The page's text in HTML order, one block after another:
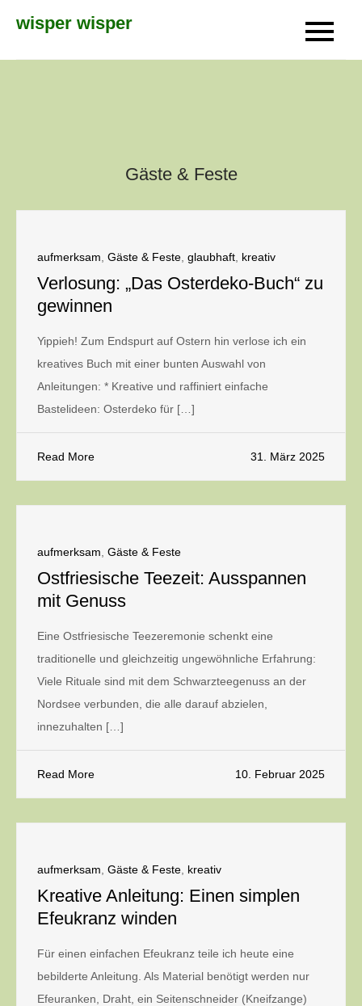
wisper wisper
Gäste & Feste
aufmerksam Gäste & Feste glaubhaft kreativ
Verlosung: „Das Osterdeko-Buch“ zu
gewinnen
Yippieh! Zum Endspurt auf Ostern hin verlose ich ein
kreatives Buch mit einer bunten Auswahl von
Anleitungen: * Kreative und raffiniert einfache
Bastelideen: Osterdeko für […]
Read More 31. März 2025
aufmerksam Gäste & Feste
Ostfriesische Teezeit: Ausspannen
mit Genuss
Eine Ostfriesische Teezeremonie schenkt eine
traditionelle und gleichzeitig ungewöhnliche Erfahrung:
Viele Rituale sind mit dem Schwarzteegenuss an der
Nordsee verbunden, die alle darauf abzielen,
innezuhalten […]
Read More 10. Februar 2025
aufmerksam Gäste & Feste kreativ
Kreative Anleitung: Einen simplen
Efeukranz winden
Für einen einfachen Efeukranz teile ich heute eine
bebilderte Anleitung. Als Material benötigt werden nur
Efeuranken, Draht, ein Seitenschneider (Kneifzange)